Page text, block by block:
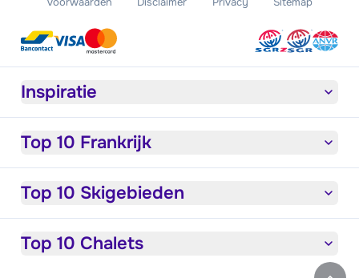
Inspiratie
Top 10 Frankrijk
Top 10 Skigebieden
Top 10 Chalets